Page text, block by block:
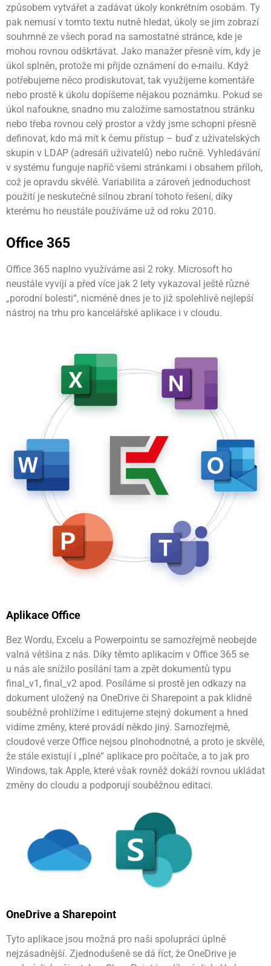
způsobem vytvářet a zadávat úkoly konkrétním osobám. Ty
pak nemusí v tomto textu nutně hledat, úkoly se jim zobrazí
souhrnně ze všech porad na samostatné stránce, kde je
mohou rovnou odškrtávat. Jako manažer přesně vím, kdy je
úkol splněn, protože mi přijde oznámení do e-mailu. Když
potřebujeme něco prodiskutovat, tak využijeme komentáře
nebo prostě k úkolu dopíšeme nějakou poznámku. Pokud se
úkol nafoukne, snadno mu založíme samostatnou stránku
nebo třeba rovnou celý prostor a vždy jsme schopni přesně
definovat, kdo má mít k čemu přístup – buď z uživatelských
skupin v LDAP (adresáři uživatelů) nebo ručně. Vyhledávání
v systému funguje napříč všemi stránkami i obsahem příloh,
což je opravdu skvělé. Variabilita a zároveň jednoduchost
použití je neskutečně silnou zbraní tohoto řešení, díky
kterému ho neustále používáme už od roku 2010.
Office 365
Office 365 naplno využíváme asi 2 roky. Microsoft ho
neustále vyvíjí a před více jak 2 lety vykazoval ještě různé
„porodní bolesti“, nicméně dnes je to již spolehlivě nejlepší
nástroj na trhu pro kancelářské aplikace i v cloudu.
Aplikace Office
Bez Wordu, Excelu a Powerpointu se samozřejmě neobejde
valná většina z nás. Díky těmto aplikacím v Office 365 se
u nás ale snížilo posílání tam a zpět dokumentů typu
final_v1, final_v2 apod. Posíláme si prostě jen odkazy na
dokument uložený na OneDrive či Sharepoint a pak klidně
souběžně prohlížíme i editujeme stejný dokument a hned
vidíme změny, které provádí někdo jiný. Samozřejmě,
cloudové verze Office nejsou plnohodnotné, a proto je skvělé,
že stále existují i „plné“ aplikace pro počítače, a to jak pro
Windows, tak Apple, které však rovněž dokáží rovnou ukládat
změny do cloudu a podporují souběžnou editaci.
OneDrive a Sharepoint
Tyto aplikace jsou možná pro naši spolupráci úplně
nejzásadnější. Zjednodušeně se dá říct, že OneDrive je